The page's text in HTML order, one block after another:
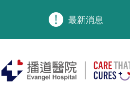
最新消息